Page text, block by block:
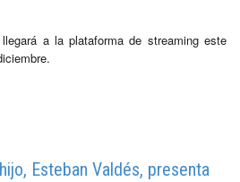
a la plataforma de streaming este
Esteban Valdés, presenta